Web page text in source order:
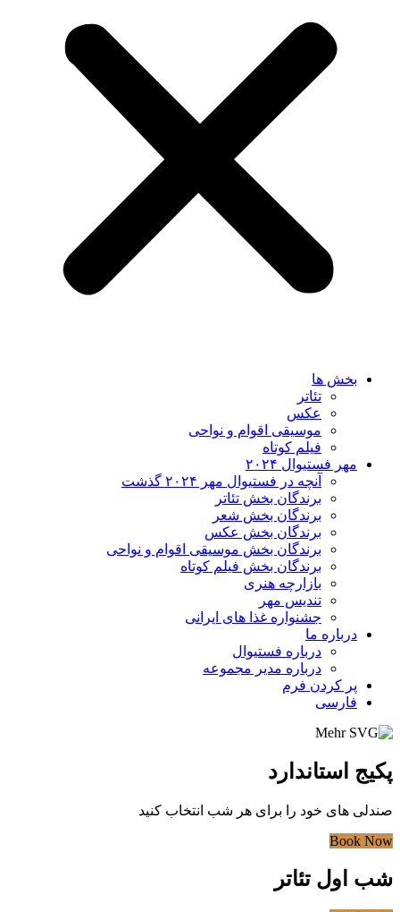
بخش ها
تئاتر
عکس
موسیقی اقوام و نواحی
فیلم کوتاه
مهر فستیوال ۲۰۲۴
آنچه در فستیوال مهر ۲۰۲۴ گذشت
برندگان بخش تئاتر
برندگان بخش شعر
برندگان بخش عکس
برندگان بخش موسیقی اقوام و نواحی
برندگان بخش فیلم کوتاه
بازارچه هنری
تندیس مهر
جشنواره غذا های ایرانی
درباره ما
درباره فستیوال
درباره مدیر مجموعه
پر کردن فرم
فارسی
پکیج استاندارد
صندلی های خود را برای هر شب انتخاب کنید
Book Now
شب اول تئاتر